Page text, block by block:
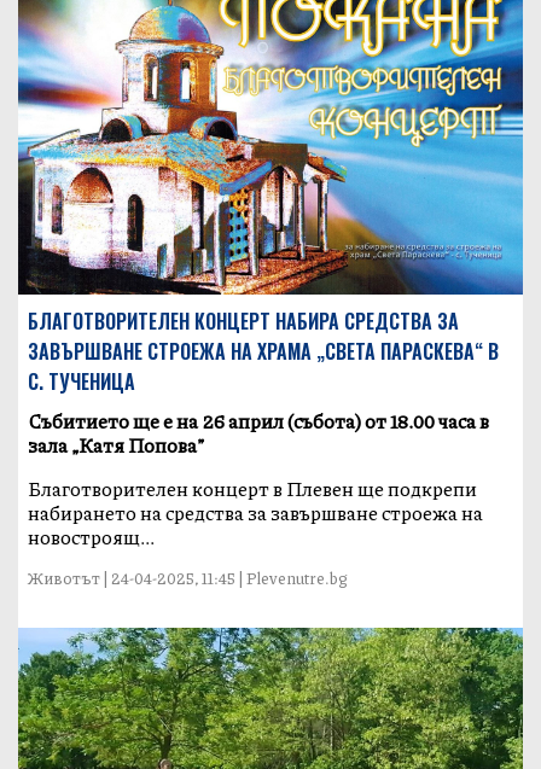
БЛАГОТВОРИТЕЛЕН КОНЦЕРТ НАБИРА СРЕДСТВА ЗА
ЗАВЪРШВАНЕ СТРОЕЖА НА ХРАМА „СВЕТА ПАРАСКЕВА“ В
С. ТУЧЕНИЦА
Събитието ще е на 26 април (събота) от 18.00 часа в
зала „Катя Попова”
Благотворителен концерт в Плевен ще подкрепи
набирането на средства за завършване строежа на
новостроящ...
Животът | 24-04-2025, 11:45 | Plevenutre.bg